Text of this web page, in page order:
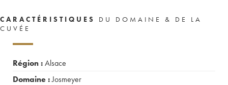
CARACTÉRISTIQUES
DU DOMAINE & DE LA
CUVÉE
Région :Alsace
Domaine :Josmeyer